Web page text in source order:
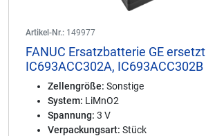
Artikel-Nr.: 149977
FANUC Ersatzbatterie GE ersetzt
IC693ACC302A, IC693ACC302B
Zellengröße: Sonstige
System: LiMnO2
Spannung: 3 V
Verpackungsart: Stück